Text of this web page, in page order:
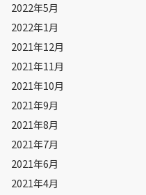
2022年5月
2022年1月
2021年12月
2021年11月
2021年10月
2021年9月
2021年8月
2021年7月
2021年6月
2021年4月